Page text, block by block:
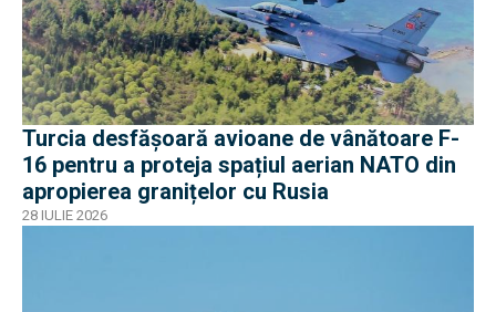
Turcia desfășoară avioane de vânătoare F-
16 pentru a proteja spațiul aerian NATO din
apropierea granițelor cu Rusia
28 IULIE 2026